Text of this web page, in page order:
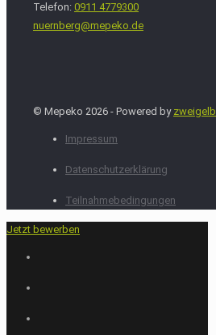
Telefon: 0911 4779300
nuernberg@mepeko.de
© Mepeko 2026 - Powered by zweigelb
Impressum
Datenschutzerklärung
Teilnahmebedingungen
Jetzt bewerben